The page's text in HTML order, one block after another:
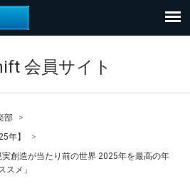
会員サイト
部
年】
創造が当たり前の世界 2025年を最高の年
スメ」